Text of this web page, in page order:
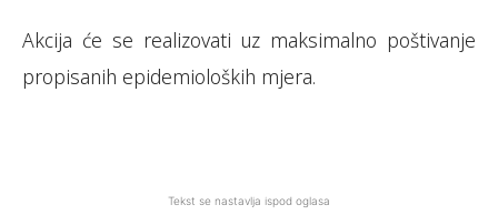
Akcija će se realizovati uz maksimalno poštivanje
propisanih epidemioloških mjera.
Tekst se nastavlja ispod oglasa